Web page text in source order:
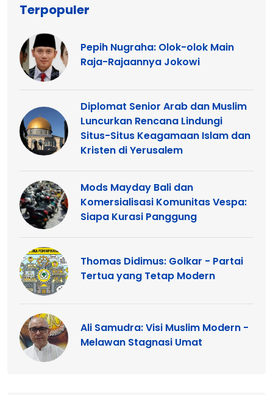
Terpopuler
Pepih Nugraha: Olok-olok Main
Raja-Rajaannya Jokowi
Diplomat Senior Arab dan Muslim
Luncurkan Rencana Lindungi
Situs-Situs Keagamaan Islam dan
Kristen di Yerusalem
Mods Mayday Bali dan
Komersialisasi Komunitas Vespa:
Siapa Kurasi Panggung
Thomas Didimus: Golkar - Partai
Tertua yang Tetap Modern
Ali Samudra: Visi Muslim Modern -
Melawan Stagnasi Umat